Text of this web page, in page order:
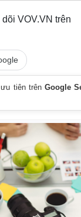
VOV.VN trên
ưu tiên trênGoogle